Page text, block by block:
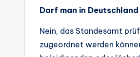
Darf man in
Nein, das Standesamt
zugeordnet werden